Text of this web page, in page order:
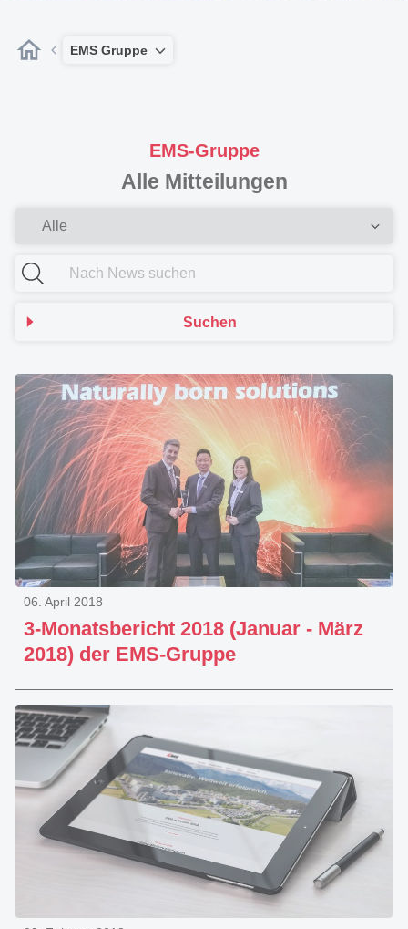
EMS Gruppe
EMS-Gruppe
Alle Mitteilungen
Suchen
3-Monatsbericht 2018 (Januar - März
2018) der EMS-Gruppe
06. April 2018